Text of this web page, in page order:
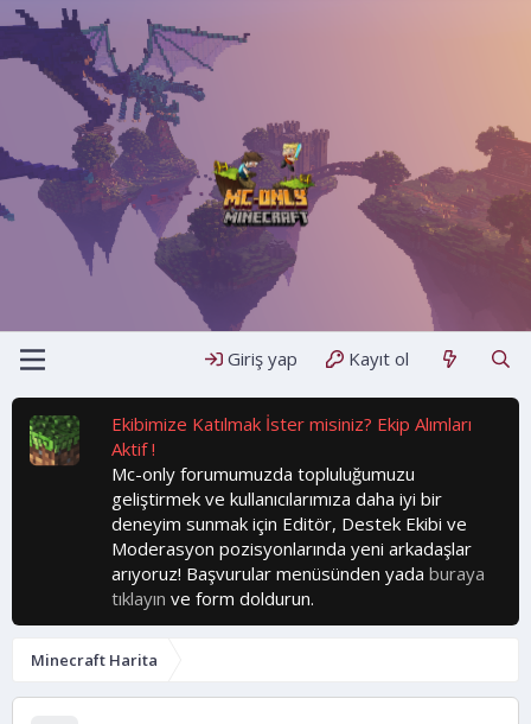
Giriş yap Kayıt ol
Ekibimize Katılmak İster misiniz? Ekip Alımları
Aktif !
Mc-only forumumuzda topluluğumuzu
geliştirmek ve kullanıcılarımıza daha iyi bir
deneyim sunmak için Editör, Destek Ekibi ve
Moderasyon pozisyonlarında yeni arkadaşlar
arıyoruz! Başvurular menüsünden yada buraya
tıklayın ve form doldurun.
Minecraft Harita